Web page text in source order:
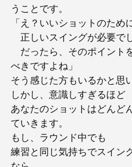
うことです。
「え？いいショットのため
正しいスイングが必要で
だったら、そのポイント
べきですよね」
そう感じた方もいるかと思
しかし、意識しすぎるほど
あなたのショットはどんど
ていきます。
もし、ラウンド中でも
練習と同じ気持ちでスイン